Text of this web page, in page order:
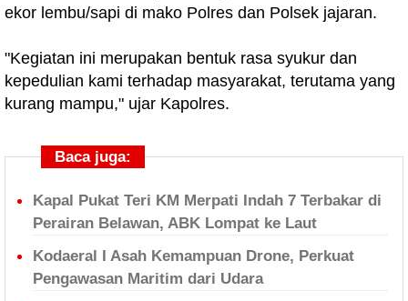
ekor lembu/sapi di mako Polres dan Polsek jajaran.
"Kegiatan ini merupakan bentuk rasa syukur dan
kepedulian kami terhadap masyarakat, terutama yang
kurang mampu," ujar Kapolres.
Baca juga:
Kapal Pukat Teri KM Merpati Indah 7 Terbakar di
Perairan Belawan, ABK Lompat ke Laut
Kodaeral I Asah Kemampuan Drone, Perkuat
Pengawasan Maritim dari Udara